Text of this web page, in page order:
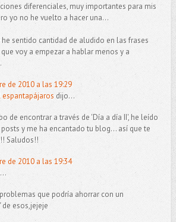
diferenciales, muy importantes para mis
yo no he vuelto a hacer una...
he sentido cantidad de aludido en las frases
voy a empezar a hablar menos y a
de 2010 a las 19:29
espantapájaros dijo...
de encontrar a través de 'Día a día II', he leído
y me ha encantado tu blog... así que te
Saludos!!
de 2010 a las 19:34
que podría ahorrar con un
de esos,jejeje